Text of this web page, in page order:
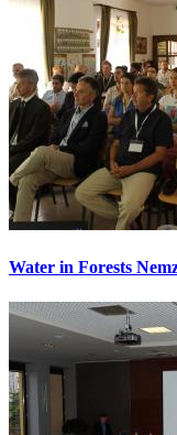
Water in Forests